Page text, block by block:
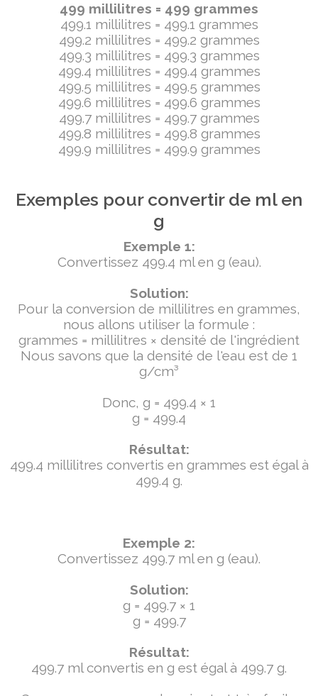
499 millilitres = 499 grammes
499.1 millilitres = 499.1 grammes
499.2 millilitres = 499.2 grammes
499.3 millilitres = 499.3 grammes
499.4 millilitres = 499.4 grammes
499.5 millilitres = 499.5 grammes
499.6 millilitres = 499.6 grammes
499.7 millilitres = 499.7 grammes
499.8 millilitres = 499.8 grammes
499.9 millilitres = 499.9 grammes
Exemples pour convertir de ml en
g
Exemple 1:
Convertissez 499.4 ml en g (eau).
Solution:
Pour la conversion de millilitres en grammes,
nous allons utiliser la formule :
grammes = millilitres × densité de l'ingrédient
Nous savons que la densité de l'eau est de 1
g/cm³
Donc, g = 499.4 × 1
g = 499.4
Résultat:
499.4 millilitres convertis en grammes est égal à
499.4 g.
Exemple 2:
Convertissez 499.7 ml en g (eau).
Solution:
g = 499.7 × 1
g = 499.7
Résultat:
499.7 ml convertis en g est égal à 499.7 g.